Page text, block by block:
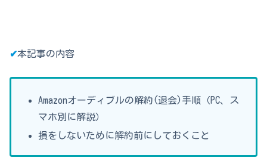
✔︎本記事の内容
Amazonオーディブルの解約(退会)手順（PC、ス
マホ別に解説）
損をしないために解約前にしておくこと